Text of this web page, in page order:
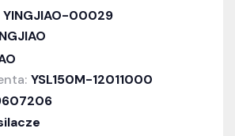
YINGJIAO-00029
YSL150M-12011000